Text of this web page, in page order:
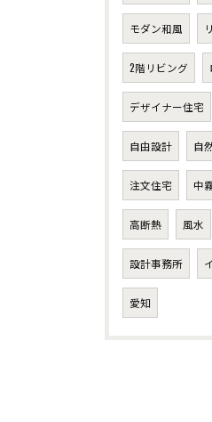
モダン和風
2階リビング
デザイナー住宅
自由設計 自
注文住宅 中
高断熱 風水
設計事務所
愛知